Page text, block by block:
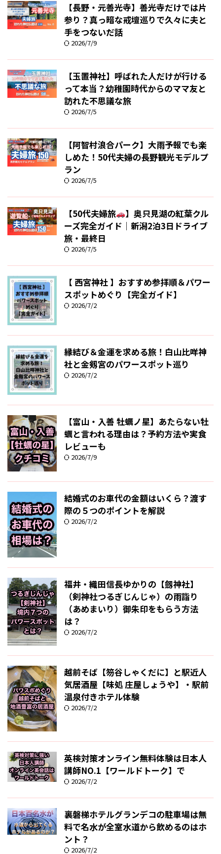
【長野・元善光寺】善光寺だけでは片
参り？真っ暗な戒壇巡りで久々に夫と
手をつないだ話
2026/7/9
【玉置神社】呼ばれた人だけが行ける
って本当？幼稚園時代からのママ友と
訪れた不思議な旅
2026/7/5
【阿智村浪合パーク】大雨予報でも楽
しめた！50代夫婦の長野観光モデルプ
ラン
2026/7/5
【50代夫婦旅
】奥只見湖の紅葉クル
ーズ完全ガイド｜新潟2泊3日ドライブ
旅・最終日
2026/7/5
【 西宮神社 】おすすめ参拝順＆パワー
スポットめぐり【完全ガイド】
2026/7/2
縁結び＆金運を求める旅！白山比咩神
社と金剱宮のパワースポット巡り
2026/7/2
【富山・入善 牡蠣ノ星】あたらない牡
蠣と言われる理由は？予約方法や実食
レビューも
2026/7/9
結婚式のお車代の金額はいくら？渡す
際の５つのポイントを解説
2026/7/2
福井・織田信長ゆかりの【劔神社】
（剣神社つるぎじんじゃ）の雨詣り
（あめまいり）御朱印をもらう方法
は？
2026/7/2
越前そば【笏谷しゃくだに】と駅近人
気居酒屋【味処 庄屋しょうや】・駅前
温泉付きホテル体験
2026/7/2
英検対策オンライン無料体験は日本人
講師NO.1【ワールドトーク】で
2026/7/2
裏磐梯ホテルグランデコの駐車場は無
料で名水が全室水道から飲めるのはホ
ント？
2026/7/2